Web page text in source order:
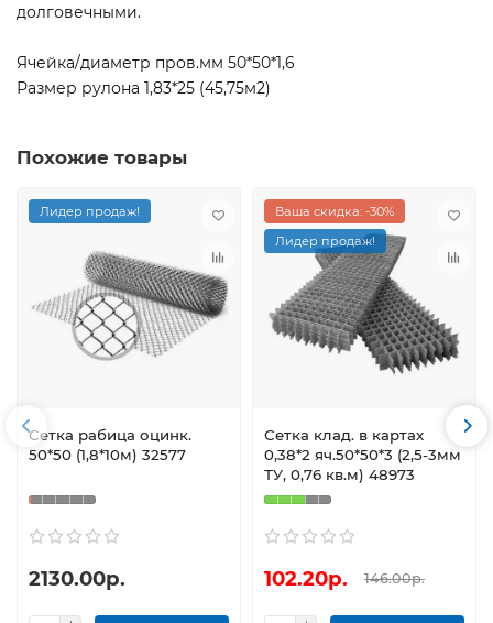
долговечными.
Ячейка/диаметр пров.мм 50*50*1,6
Размер рулона 1,83*25 (45,75м2)
Похожие товары
Лидер продаж!
Сетка рабица оцинк.
50*50 (1,8*10м) 32577
2130.00р.
Ваша скидка: -30%
Лидер продаж!
Сетка клад. в картах
0,38*2 яч.50*50*3 (2,5-3мм
ТУ, 0,76 кв.м) 48973
102.20р. 146.00р.